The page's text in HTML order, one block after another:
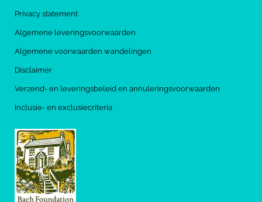
Privacy statement
Algemene leveringsvoorwaarden
Algemene voorwaarden wandelingen
Disclaimer
Verzend- en leveringsbeleid en annuleringsvoorwaarden
Inclusie- en exclusiecriteria